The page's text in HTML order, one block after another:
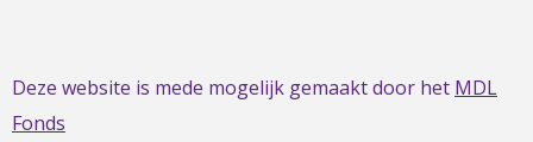
Deze website is mede mogelijk gemaakt door het MDL
Fonds